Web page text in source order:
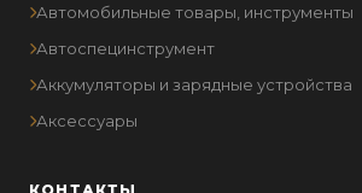
Автомобильные товары, инструменты
Автоспецинструмент
Аккумуляторы и зарядные устройства
Аксессуары